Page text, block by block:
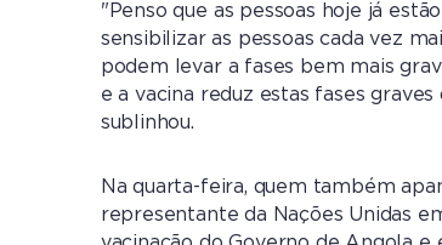
"Penso que as pessoas hoje já
sensibilizar as pessoas cada vez
podem levar a fases bem mais
e a vacina reduz estas fases
sublinhou.
Na quarta-feira, quem também
representante da Nações Unidas